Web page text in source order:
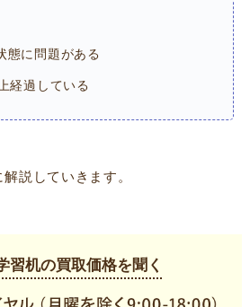
態に問題がある
経過している
説していきます。
習机の買取価格を聞く